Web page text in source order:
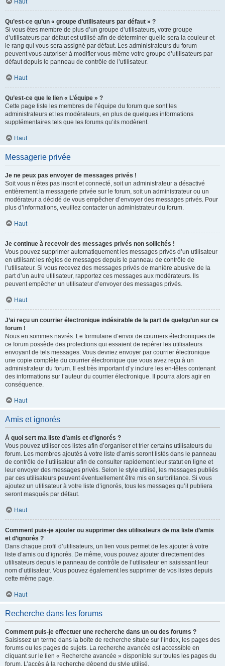
Haut
Qu’est-ce qu’un « groupe d’utilisateurs par défaut » ?
Si vous êtes membre de plus d’un groupe d’utilisateurs, votre groupe
d’utilisateurs par défaut est utilisé afin de déterminer quelle sera la couleur et
le rang qui vous sera assigné par défaut. Les administrateurs du forum
peuvent vous autoriser à modifier vous-même votre groupe d’utilisateurs par
défaut depuis le panneau de contrôle de l’utilisateur.
Haut
Qu’est-ce que le lien « L’équipe » ?
Cette page liste les membres de l’équipe du forum que sont les
administrateurs et les modérateurs, en plus de quelques informations
supplémentaires tels que les forums qu’ils modèrent.
Haut
Messagerie privée
Je ne peux pas envoyer de messages privés !
Soit vous n’êtes pas inscrit et connecté, soit un administrateur a désactivé
entièrement la messagerie privée sur le forum, soit un administrateur ou un
modérateur a décidé de vous empêcher d’envoyer des messages privés. Pour
plus d’informations, veuillez contacter un administrateur du forum.
Haut
Je continue à recevoir des messages privés non sollicités !
Vous pouvez supprimer automatiquement les messages privés d’un utilisateur
en utilisant les règles de messages depuis le panneau de contrôle de
l’utilisateur. Si vous recevez des messages privés de manière abusive de la
part d’un autre utilisateur, rapportez ces messages aux modérateurs. Ils
peuvent empêcher un utilisateur d’envoyer des messages privés.
Haut
J’ai reçu un courrier électronique indésirable de la part de quelqu’un sur ce
forum !
Nous en sommes navrés. Le formulaire d’envoi de courriers électroniques de
ce forum possède des protections qui essaient de repérer les utilisateurs
envoyant de tels messages. Vous devriez envoyer par courrier électronique
une copie complète du courrier électronique que vous avez reçu à un
administrateur du forum. Il est très important d’y inclure les en-têtes contenant
des informations sur l’auteur du courrier électronique. Il pourra alors agir en
conséquence.
Haut
Amis et ignorés
À quoi sert ma liste d’amis et d’ignorés ?
Vous pouvez utiliser ces listes afin d’organiser et trier certains utilisateurs du
forum. Les membres ajoutés à votre liste d’amis seront listés dans le panneau
de contrôle de l’utilisateur afin de consulter rapidement leur statut en ligne et
leur envoyer des messages privés. Selon le style utilisé, les messages publiés
par ces utilisateurs peuvent éventuellement être mis en surbrillance. Si vous
ajoutez un utilisateur à votre liste d’ignorés, tous les messages qu’il publiera
seront masqués par défaut.
Haut
Comment puis-je ajouter ou supprimer des utilisateurs de ma liste d’amis
et d’ignorés ?
Dans chaque profil d’utilisateurs, un lien vous permet de les ajouter à votre
liste d’amis ou d’ignorés. De même, vous pouvez ajouter directement des
utilisateurs depuis le panneau de contrôle de l’utilisateur en saisissant leur
nom d’utilisateur. Vous pouvez également les supprimer de vos listes depuis
cette même page.
Haut
Recherche dans les forums
Comment puis-je effectuer une recherche dans un ou des forums ?
Saisissez un terme dans la boîte de recherche située sur l’index, les pages des
forums ou les pages de sujets. La recherche avancée est accessible en
cliquant sur le lien « Recherche avancée » disponible sur toutes les pages du
forum. L’accès à la recherche dépend du style utilisé.